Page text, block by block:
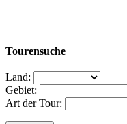
Tourensuche
Land:
Gebiet:
Art der Tour: